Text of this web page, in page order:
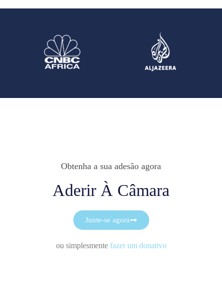
Obtenha a sua adesão agora
Aderir À Câmara
Junte-se agora
ou simplesmente fazer um donativo